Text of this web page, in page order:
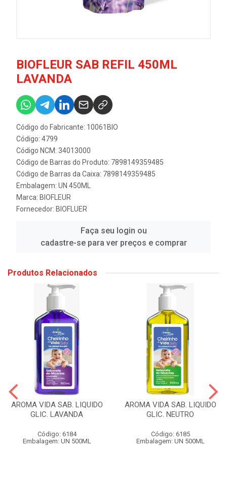
BIOFLEUR SAB REFIL 450ML
LAVANDA
Código do Fabricante: 10061BIO
Código: 4799
Código NCM: 34013000
Código de Barras do Produto: 7898149359485
Código de Barras da Caixa: 7898149359485
Embalagem: UN 450ML
Marca: BIOFLEUR
Fornecedor: BIOFLUER
Faça seu login ou
cadastre-se para ver preços e comprar
Produtos Relacionados
AROMA VIDA SAB. LIQUIDO
GLIC. LAVANDA
Código: 6184
Embalagem: UN 500ML
AROMA VIDA SAB. LIQUIDO
GLIC. NEUTRO
Código: 6185
Embalagem: UN 500ML